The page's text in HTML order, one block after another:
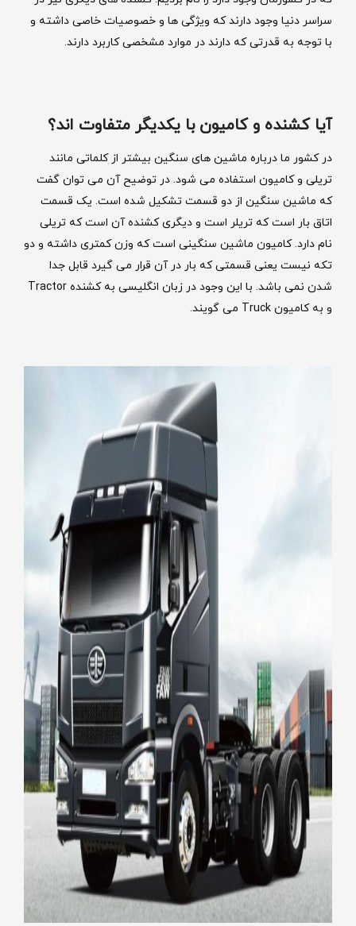
سراسر دنیا وجود دارند که ویژگی ها و خصوصیات خاصی داشته و
با توجه به قدرتی که دارند در موارد مشخصی کاربرد دارند.
آیا کشنده و کامیون با یکدیگر متفاوت اند؟
در کشور ما درباره ماشین های سنگین بیشتر از کلماتی مانند
تریلی و کامیون استفاده می شود. در توضیح آن می توان گفت
که ماشین سنگین از دو قسمت تشکیل شده است. یک قسمت
اتاق بار است که تریلر است و دیگری کشنده آن است که تریلی
نام دارد. کامیون ماشین سنگینی است که وزن کمتری داشته و دو
تکه نیست یعنی قسمتی که بار در آن قرار می گیرد قابل جدا
شدن نمی باشد. با این وجود در زبان انگلیسی به کشنده Tractor
و به کامیون Truck می گویند.